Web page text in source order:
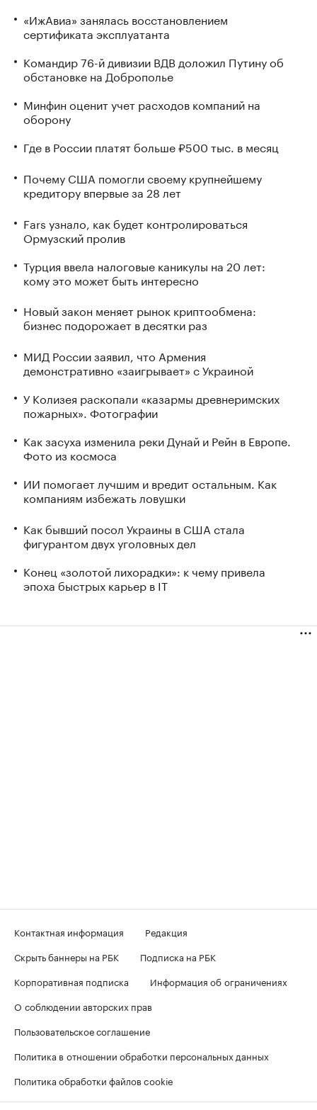
«ИжАвиа» занялась восстановлением
сертификата эксплуатанта
Командир 76-й дивизии ВДВ доложил Путину об
обстановке на Доброполье
Минфин оценит учет расходов компаний на
оборону
Где в России платят больше ₽500 тыс. в месяц
Почему США помогли своему крупнейшему
кредитору впервые за 28 лет
Fars узнало, как будет контролироваться
Ормузский пролив
Турция ввела налоговые каникулы на 20 лет:
кому это может быть интересно
Новый закон меняет рынок криптообмена:
бизнес подорожает в десятки раз
МИД России заявил, что Армения
демонстративно «заигрывает» с Украиной
У Колизея раскопали «казармы древнеримских
пожарных». Фотографии
Как засуха изменила реки Дунай и Рейн в Европе.
Фото из космоса
ИИ помогает лучшим и вредит остальным. Как
компаниям избежать ловушки
Как бывший посол Украины в США стала
фигурантом двух уголовных дел
Конец «золотой лихорадки»: к чему привела
эпоха быстрых карьер в IT
Контактная информация
Редакция
Скрыть баннеры на РБК
Подписка на РБК
Корпоративная подписка
Информация об ограничениях
О соблюдении авторских прав
Пользовательское соглашение
Политика в отношении обработки персональных данных
Политика обработки файлов cookie